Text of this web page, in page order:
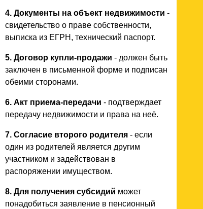
4. Документы на объект недвижимости -
свидетельство о праве собственности,
выписка из ЕГРН, технический паспорт.
5. Договор купли-продажи - должен быть
заключен в письменной форме и подписан
обеими сторонами.
6. Акт приема-передачи - подтверждает
передачу недвижимости и права на неё.
7. Согласие второго родителя - если
один из родителей является другим
участником и задействован в
распоряжении имуществом.
8. Для получения субсидий может
понадобиться заявление в пенсионный